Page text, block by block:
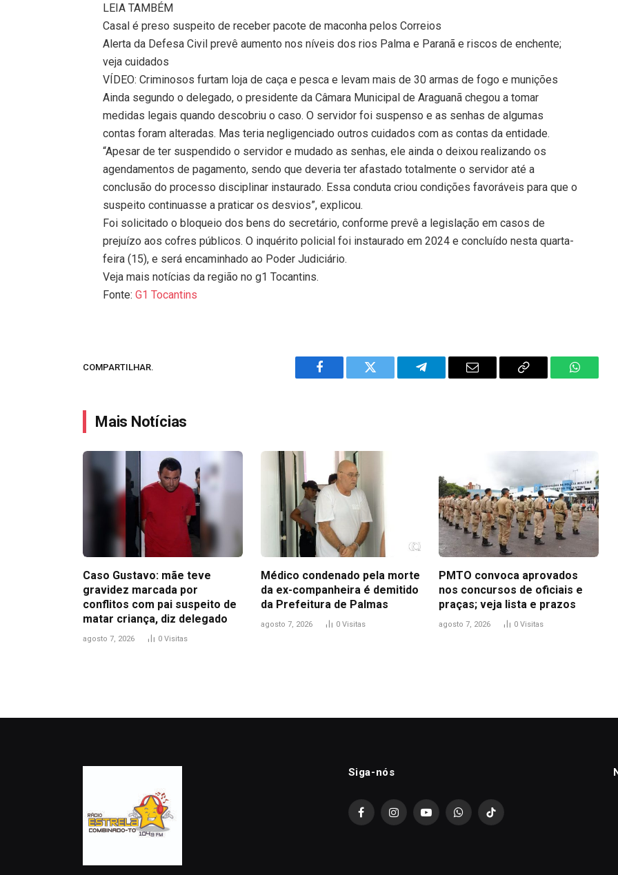
LEIA TAMBÉM
Casal é preso suspeito de receber pacote de maconha pelos Correios
Alerta da Defesa Civil prevê aumento nos níveis dos rios Palma e Paranã e riscos de enchente;
veja cuidados
VÍDEO: Criminosos furtam loja de caça e pesca e levam mais de 30 armas de fogo e munições
Ainda segundo o delegado, o presidente da Câmara Municipal de Araguanã chegou a tomar
medidas legais quando descobriu o caso. O servidor foi suspenso e as senhas de algumas
contas foram alteradas. Mas teria negligenciado outros cuidados com as contas da entidade.
“Apesar de ter suspendido o servidor e mudado as senhas, ele ainda o deixou realizando os
agendamentos de pagamento, sendo que deveria ter afastado totalmente o servidor até a
conclusão do processo disciplinar instaurado. Essa conduta criou condições favoráveis para que o
suspeito continuasse a praticar os desvios”, explicou.
Foi solicitado o bloqueio dos bens do secretário, conforme prevê a legislação em casos de
prejuízo aos cofres públicos. O inquérito policial foi instaurado em 2024 e concluído nesta quarta-
feira (15), e será encaminhado ao Poder Judiciário.
Veja mais notícias da região no g1 Tocantins.
Fonte:G1 Tocantins
COMPARTILHAR.
Facebook Twitter Telegram Email
Copy
Mais Notícias
Caso Gustavo: mãe teve
gravidez marcada por
conflitos com pai suspeito de
matar criança, diz delegado
agosto 7, 2026 0 Visitas
Médico condenado pela morte
da ex-companheira é demitido
da Prefeitura de Palmas
agosto 7, 2026 0 Visitas
PMTO convoca aprovados
nos concursos de oficiais e
praças; veja lista e prazos
agosto 7, 2026 0 Visitas
Siga-nós
FacebookInstagramYouTubeWhatsAppTikTok